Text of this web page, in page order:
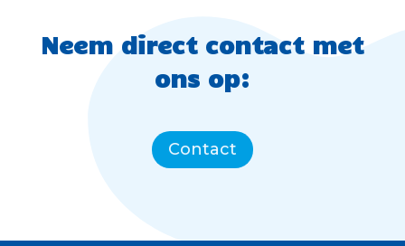
Neem direct contact met
ons op:
Contact